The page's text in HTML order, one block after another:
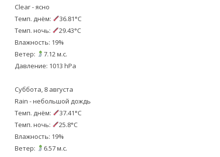
Clear - ясно
Темп. днём:
36.81°C
Темп. ночь:
29.43°C
Влажность: 19%
Ветер:
7.12 м.с.
Давление: 1013 hPa
Суббота, 8 августа
Rain - небольшой дождь
Темп. днём:
37.41°C
Темп. ночь:
25.8°C
Влажность: 19%
Ветер:
6.57 м.с.